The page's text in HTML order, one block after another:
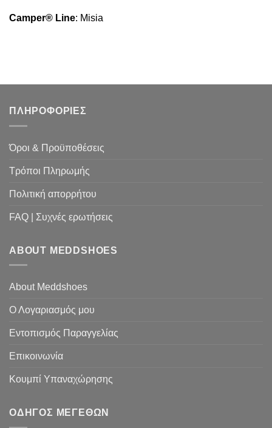
Camper® Line: Misia
ΠΛΗΡΟΦΟΡΙΕΣ
Όροι & Προϋποθέσεις
Τρόποι Πληρωμής
Πολιτική απορρήτου
FAQ | Συχνές ερωτήσεις
ABOUT MEDDSHOES
About Meddshoes
Ο Λογαριασμός μου
Εντοπισμός Παραγγελίας
Επικοινωνία
Κουμπί Υπαναχώρησης
ΟΔΗΓΟΣ ΜΕΓΕΘΩΝ